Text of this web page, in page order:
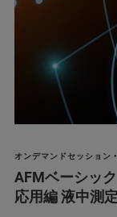
オンデマンドセッション
AFMベーシッ
応用編 液中測